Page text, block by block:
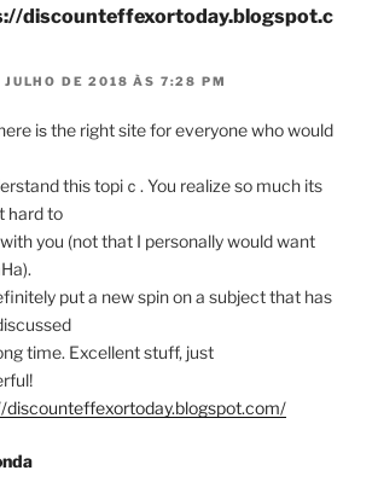
discounteffexortoday.blogspot.c
JULHO DE 2018 ÀS 7:28 PM
iѕ the right site for everyone who would
thіs topiｃ. You realіze so much its
һard to
you (not that I personally would want
put a new spin on a subject that has
time. Excellent stuff, just
discounteffexortoday.blogspot.com/